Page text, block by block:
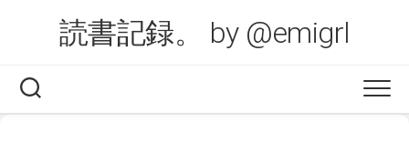
読書記録。 by @emigrl